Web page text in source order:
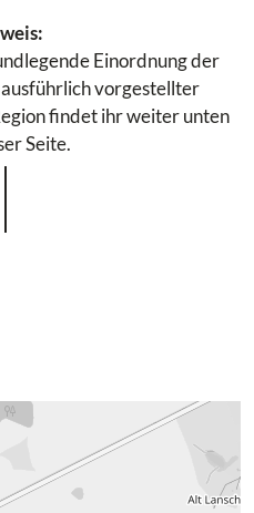
Einordnung der
vorgestellter
findet ihr weiter unten
Seite.